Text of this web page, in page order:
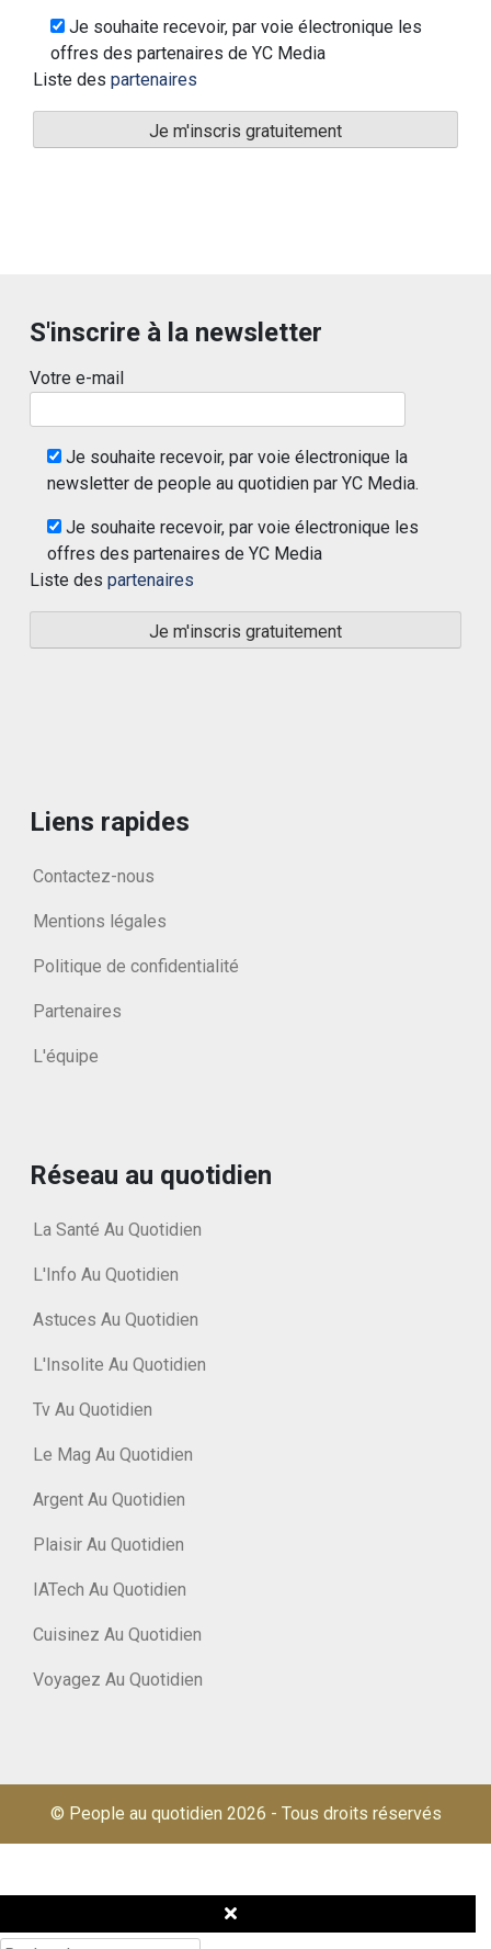
Je souhaite recevoir, par voie électronique les
offres des partenaires de YC Media
Liste des partenaires
S'inscrire à la newsletter
Votre e-mail
Je souhaite recevoir, par voie électronique la
newsletter de people au quotidien par YC Media.
Je souhaite recevoir, par voie électronique les
offres des partenaires de YC Media
Liste des partenaires
Liens rapides
Contactez-nous
Mentions légales
Politique de confidentialité
Partenaires
L'équipe
Réseau au quotidien
La Santé Au Quotidien
L'Info Au Quotidien
Astuces Au Quotidien
L'Insolite Au Quotidien
Tv Au Quotidien
Le Mag Au Quotidien
Argent Au Quotidien
Plaisir Au Quotidien
IATech Au Quotidien
Cuisinez Au Quotidien
Voyagez Au Quotidien
© People au quotidien 2026 - Tous droits réservés